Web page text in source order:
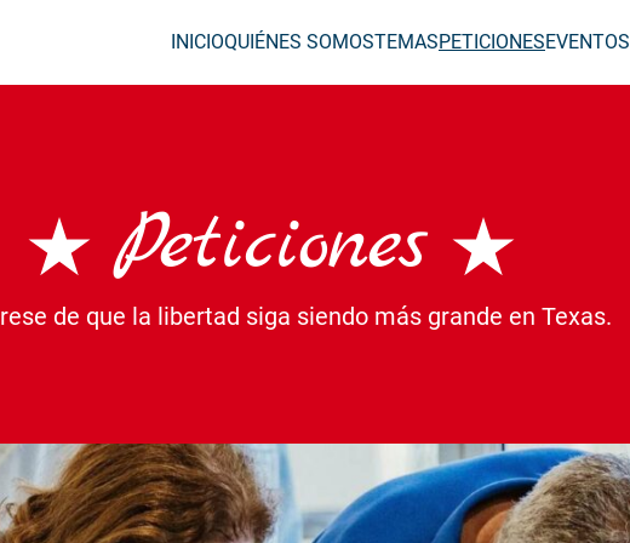
INICIOQUIÉNES SOMOSTEMASPETICIONESEVENTOS
Peticiones
de que la libertad siga siendo más grande en Texas.